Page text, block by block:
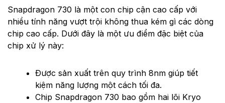
Snapdragon 730 là một con chip cận cao cấp với
nhiều tính năng vượt trội không thua kém gì các dòng
chip cao cấp. Dưới đây là một ưu điểm đặc biệt của
chip xử lý này:
Được sản xuất trên quy trình 8nm giúp tiết
kiệm năng lượng một cách tối đa.
Chip Snapdragon 730 bao gồm hai lõi Kryo